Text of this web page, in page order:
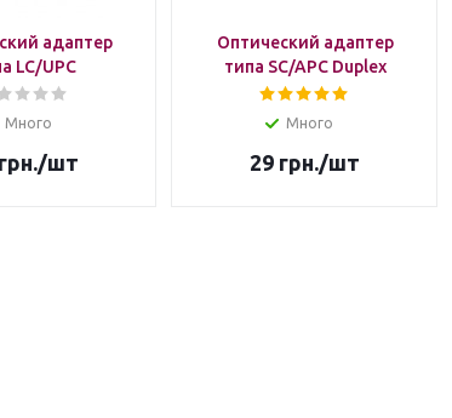
адаптер
LC/UPC
Много
грн./шт
Оптический адаптер
типа SC/APC Duplex
Много
29 грн./шт